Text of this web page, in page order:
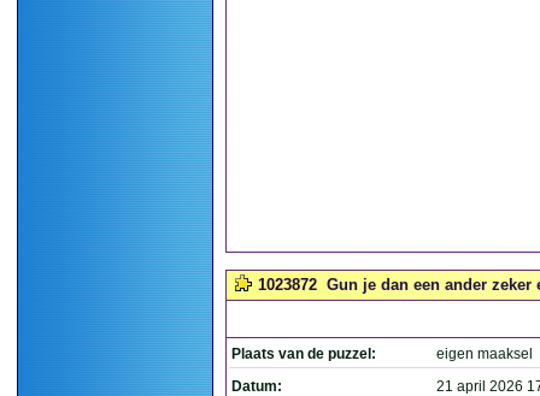
1023872 Gun je dan een ander zeker
Plaats van de puzzel:
eigen maaksel
Datum:
21 april 2026